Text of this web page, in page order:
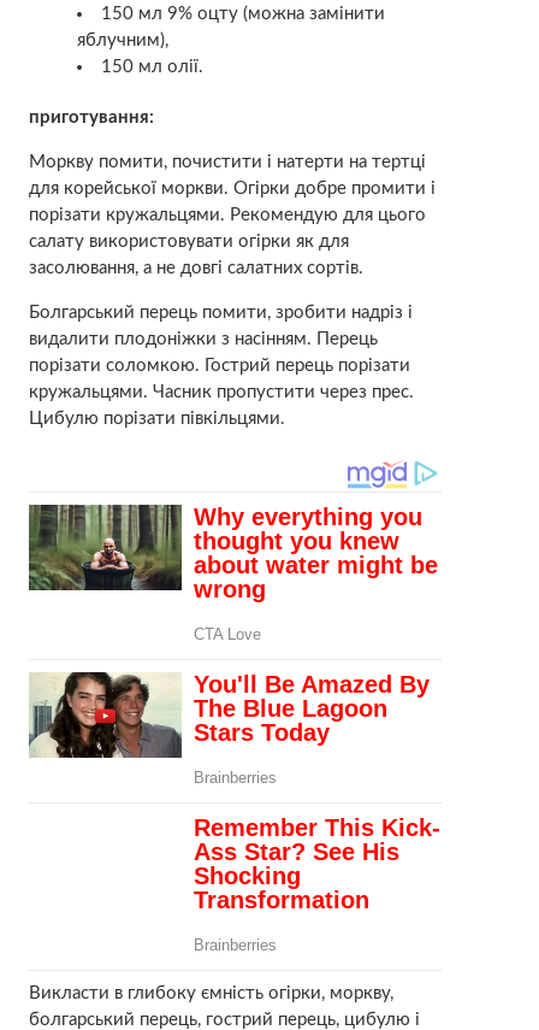
150 мл 9% оцту (можна замінити
яблучним),
150 мл олії.
приготування:
Моркву помити, почистити і натерти на тертці
для корейської моркви. Огірки добре промити і
порізати кружальцями. Рекомендую для цього
салату використовувати огірки як для
засолювання, а не довгі салатних сортів.
Болгарський перець помити, зробити надріз і
видалити плодоніжки з насінням. Перець
порізати соломкою. Гострий перець порізати
кружальцями. Часник пропустити через прес.
Цибулю порізати півкільцями.
Викласти в глибоку ємність огірки, моркву,
болгарський перець, гострий перець, цибулю і